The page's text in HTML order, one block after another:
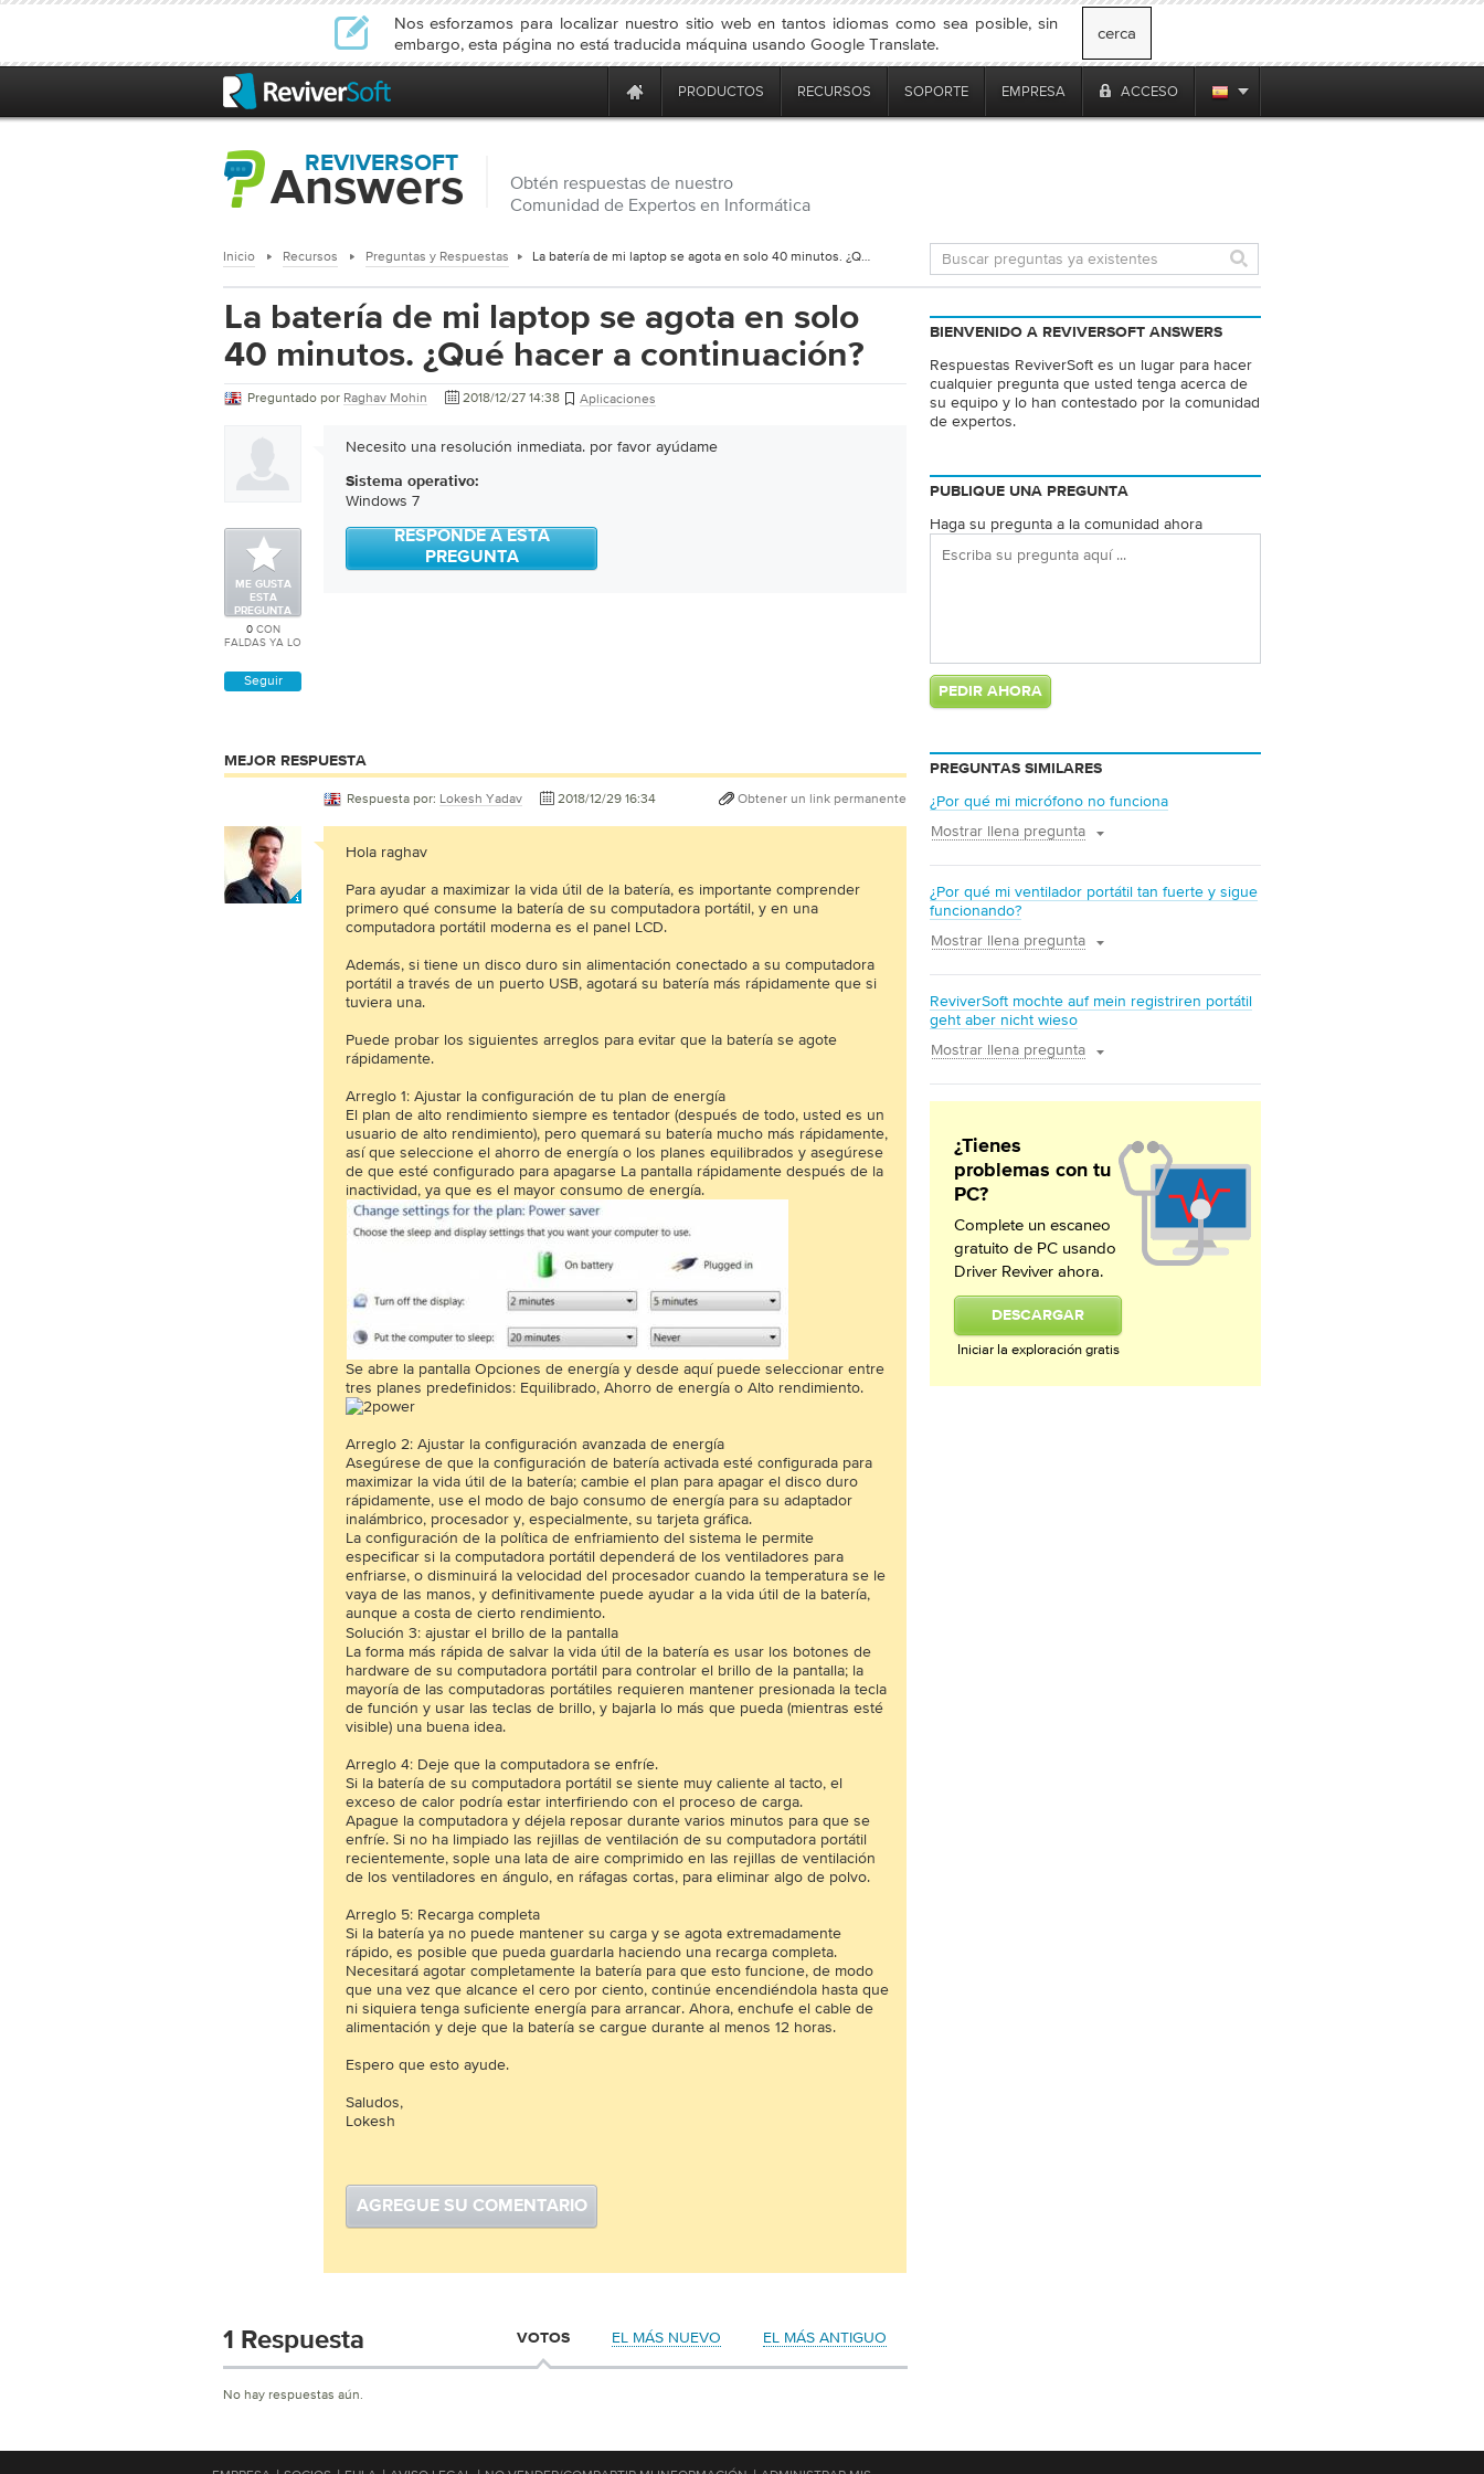
Nos esforzamos para localizar nuestro sitio web en tantos idiomas como sea posible, sin
embargo, esta página no está traducida máquina usando Google Translate.
cerca
PRODUCTOS RECURSOS SOPORTE EMPRESA ACCESO
REVIVERSOFT
Answers
Obtén respuestas de nuestro
Comunidad de Expertos en Informática
Inicio Recursos Preguntas y Respuestas La batería de mi laptop se agota en solo 40 minutos. ¿Qué hacer a continuación?
La batería de mi laptop se agota en solo
40 minutos. ¿Qué hacer a continuación?
Preguntado por Raghav Mohin 2018/12/27 14:38 Aplicaciones
ME GUSTA
ESTA
PREGUNTA
0CON
FALDAS YA LO
Seguir
Necesito una resolución inmediata. por favor ayúdame
Sistema operativo:
Windows 7
RESPONDE A ESTA
PREGUNTA
MEJOR RESPUESTA
Respuesta por: Lokesh Yadav 2018/12/29 16:34 Obtener un link permanente
Hola raghav
Para ayudar a maximizar la vida útil de la batería, es importante comprender
primero qué consume la batería de su computadora portátil, y en una
computadora portátil moderna es el panel LCD.
Además, si tiene un disco duro sin alimentación conectado a su computadora
portátil a través de un puerto USB, agotará su batería más rápidamente que si
tuviera una.
Puede probar los siguientes arreglos para evitar que la batería se agote
rápidamente.
Arreglo 1: Ajustar la configuración de tu plan de energía
El plan de alto rendimiento siempre es tentador (después de todo, usted es un
usuario de alto rendimiento), pero quemará su batería mucho más rápidamente,
así que seleccione el ahorro de energía o los planes equilibrados y asegúrese
de que esté configurado para apagarse La pantalla rápidamente después de la
inactividad, ya que es el mayor consumo de energía.
Se abre la pantalla Opciones de energía y desde aquí puede seleccionar entre
tres planes predefinidos: Equilibrado, Ahorro de energía o Alto rendimiento.
Arreglo 2: Ajustar la configuración avanzada de energía
Asegúrese de que la configuración de batería activada esté configurada para
maximizar la vida útil de la batería; cambie el plan para apagar el disco duro
rápidamente, use el modo de bajo consumo de energía para su adaptador
inalámbrico, procesador y, especialmente, su tarjeta gráfica.
La configuración de la política de enfriamiento del sistema le permite
especificar si la computadora portátil dependerá de los ventiladores para
enfriarse, o disminuirá la velocidad del procesador cuando la temperatura se le
vaya de las manos, y definitivamente puede ayudar a la vida útil de la batería,
aunque a costa de cierto rendimiento.
Solución 3: ajustar el brillo de la pantalla
La forma más rápida de salvar la vida útil de la batería es usar los botones de
hardware de su computadora portátil para controlar el brillo de la pantalla; la
mayoría de las computadoras portátiles requieren mantener presionada la tecla
de función y usar las teclas de brillo, y bajarla lo más que pueda (mientras esté
visible) una buena idea.
Arreglo 4: Deje que la computadora se enfríe.
Si la batería de su computadora portátil se siente muy caliente al tacto, el
exceso de calor podría estar interfiriendo con el proceso de carga.
Apague la computadora y déjela reposar durante varios minutos para que se
enfríe. Si no ha limpiado las rejillas de ventilación de su computadora portátil
recientemente, sople una lata de aire comprimido en las rejillas de ventilación
de los ventiladores en ángulo, en ráfagas cortas, para eliminar algo de polvo.
Arreglo 5: Recarga completa
Si la batería ya no puede mantener su carga y se agota extremadamente
rápido, es posible que pueda guardarla haciendo una recarga completa.
Necesitará agotar completamente la batería para que esto funcione, de modo
que una vez que alcance el cero por ciento, continúe encendiéndola hasta que
ni siquiera tenga suficiente energía para arrancar. Ahora, enchufe el cable de
alimentación y deje que la batería se cargue durante al menos 12 horas.
Espero que esto ayude.
Saludos,
Lokesh
AGREGUE SU COMENTARIO
1 Respuesta EL MÁS ANTIGUO
EL MÁS NUEVO
VOTOS
No hay respuestas aún.
BIENVENIDO A REVIVERSOFT ANSWERS
Respuestas ReviverSoft es un lugar para hacer
cualquier pregunta que usted tenga acerca de
su equipo y lo han contestado por la comunidad
de expertos.
PUBLIQUE UNA PREGUNTA
Haga su pregunta a la comunidad ahora
PREGUNTAS SIMILARES
¿Por qué mi micrófono no funciona
Mostrar llena pregunta
¿Por qué mi ventilador portátil tan fuerte y sigue
funcionando?
Mostrar llena pregunta
ReviverSoft mochte auf mein registriren portátil
geht aber nicht wieso
Mostrar llena pregunta
¿Tienes
problemas con tu
PC?
Complete un escaneo
gratuito de PC usando
Driver Reviver ahora.
DESCARGAR
Iniciar la exploración gratis